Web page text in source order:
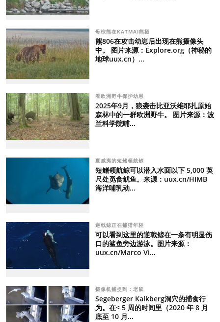
母棕熊在KATMAI熊摄
熊806在攻击幼崽后出现在熊摄像头
中。 图片来源：Explore.org（神秘的
地球uux.cn）...
看欧洲野牛保护幼崽
2025年9月，狼袭击比亚沃维耶扎原始
森林中的一群欧洲野牛。 图片来源：波
兰科学院哺...
夏威夷的短鳍领航鲸
短鳍领航鲸可以潜入水面以下 5,000 英
尺处觅食鱿鱼。来源：uux.cn/HIMB
海洋哺乳动...
逆戟鲸正在捕猎年轻
可以看到这里的逆戟鲸在一条有明显伤
口的鲨鱼旁边游泳。图片来源：
uux.cn/Marco Vi...
摄像机捕捉到：老鼠
Segeberger Kalkberg洞穴的捕食行
为。在< 5 周的时间里（2020 年 8 月
底至 10 月...